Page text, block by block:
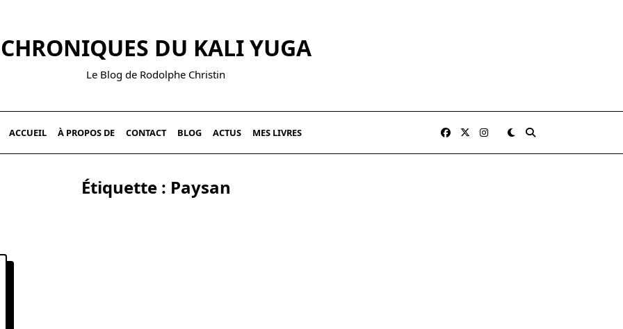
CHRONIQUES DU KALI YUGA
Le Blog de Rodolphe Christin
ACCUEIL À PROPOS DE CONTACT BLOG ACTUS MES LIVRES
Étiquette : Paysan